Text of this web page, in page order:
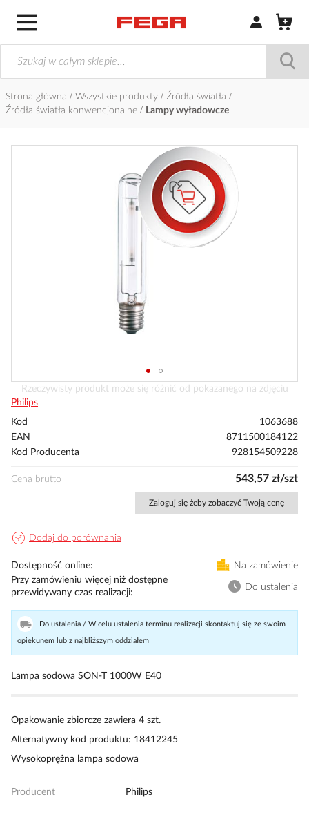
Zaloguj się /
Strona główna Wszystkie produkty
Źródła światła
Źródła światła konwencjonalne
Lampy wyładowcze
Przejdź
na
początek
Rzeczywisty produkt może się różnić od pokazanego na zdjęciu
Philips
Kod
1063688
EAN
8711500184122
Kod Producenta
928154509228
Cena brutto 543,57 zł/szt
Zaloguj się żeby zobaczyć Twoją cenę
Dodaj do porównania
Dostępność online
Na zamówienie
Przy zamówieniu więcej niż dostępne
przewidywany czas realizacji
Do ustalenia
Do ustalenia / W celu ustalenia terminu realizacji skontaktuj się ze swoim
opiekunem lub z najbliższym oddziałem
Lampa sodowa SON-T 1000W E40
Opakowanie zbiorcze zawiera 4 szt.
Alternatywny kod produktu: 18412245
Wysokoprężna lampa sodowa
Producent Philips